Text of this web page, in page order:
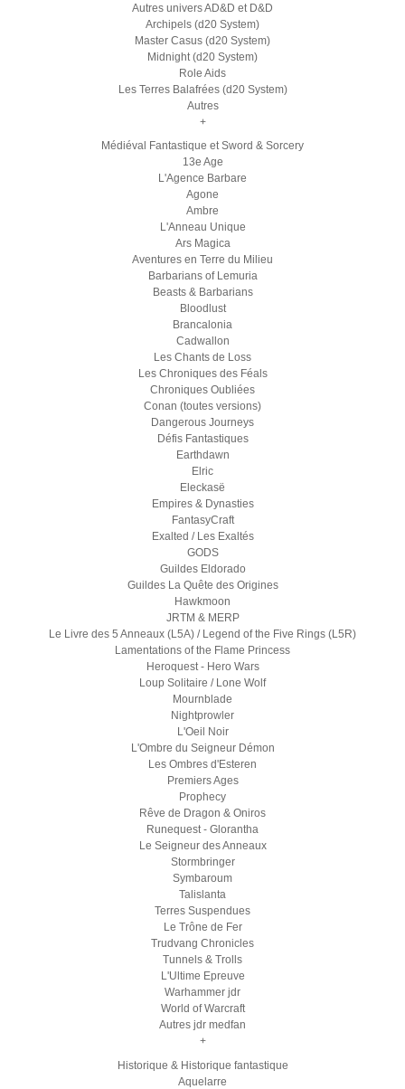
Autres univers AD&D et D&D
Archipels (d20 System)
Master Casus (d20 System)
Midnight (d20 System)
Role Aids
Les Terres Balafrées (d20 System)
Autres
+
Médiéval Fantastique et Sword & Sorcery
13e Age
L'Agence Barbare
Agone
Ambre
L'Anneau Unique
Ars Magica
Aventures en Terre du Milieu
Barbarians of Lemuria
Beasts & Barbarians
Bloodlust
Brancalonia
Cadwallon
Les Chants de Loss
Les Chroniques des Féals
Chroniques Oubliées
Conan (toutes versions)
Dangerous Journeys
Défis Fantastiques
Earthdawn
Elric
Eleckasë
Empires & Dynasties
FantasyCraft
Exalted / Les Exaltés
GODS
Guildes Eldorado
Guildes La Quête des Origines
Hawkmoon
JRTM & MERP
Le Livre des 5 Anneaux (L5A) / Legend of the Five Rings (L5R)
Lamentations of the Flame Princess
Heroquest - Hero Wars
Loup Solitaire / Lone Wolf
Mournblade
Nightprowler
L'Oeil Noir
L'Ombre du Seigneur Démon
Les Ombres d'Esteren
Premiers Ages
Prophecy
Rêve de Dragon & Oniros
Runequest - Glorantha
Le Seigneur des Anneaux
Stormbringer
Symbaroum
Talislanta
Terres Suspendues
Le Trône de Fer
Trudvang Chronicles
Tunnels & Trolls
L'Ultime Epreuve
Warhammer jdr
World of Warcraft
Autres jdr medfan
+
Historique & Historique fantastique
Aquelarre